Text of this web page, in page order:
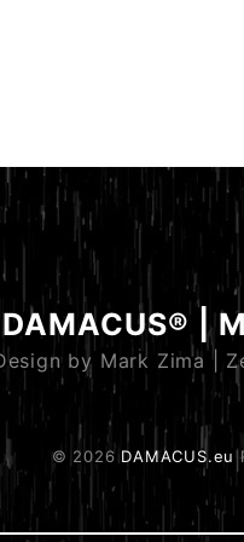
DAMACUS® |
by Mark Zima |
© 2026 DAMACUS.eu